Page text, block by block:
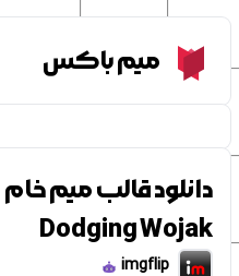
Meme Boxمیم باکس
Dodging Wojak
imgflip